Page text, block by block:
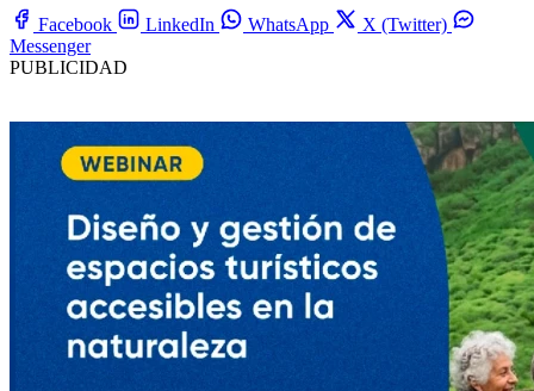
Facebook LinkedIn WhatsApp
X (Twitter)
Messenger
PUBLICIDAD